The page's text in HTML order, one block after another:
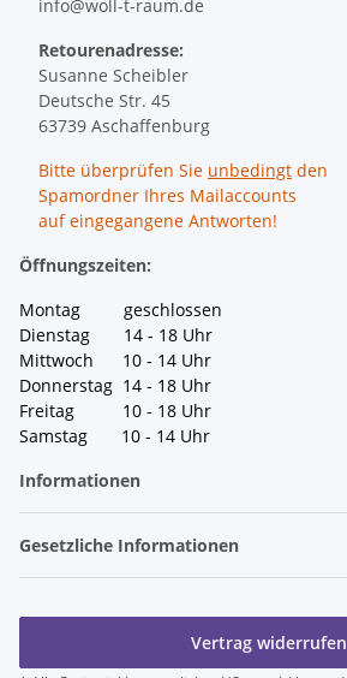
info@woll-t-raum.de
Retourenadresse:
Susanne Scheibler
Deutsche Str. 45
63739 Aschaffenburg
Bitte überprüfen Sie unbedingt den
Spamordner Ihres Mailaccounts
auf eingegangene Antworten!
Öffnungszeiten:
Montag geschlossen
Dienstag 14 - 18 Uhr
Mittwoch 10 - 14 Uhr
Donnerstag 14 - 18 Uhr
Freitag 10 - 18 Uhr
Samstag 10 - 14 Uhr
Informationen
Gesetzliche Informationen
Vertrag widerrufen